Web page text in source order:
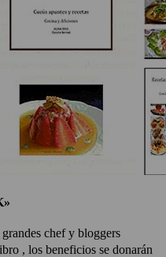
chef y bloggers
, los beneficios se donarán